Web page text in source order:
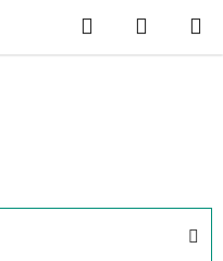
Hledat
KOŠÍK